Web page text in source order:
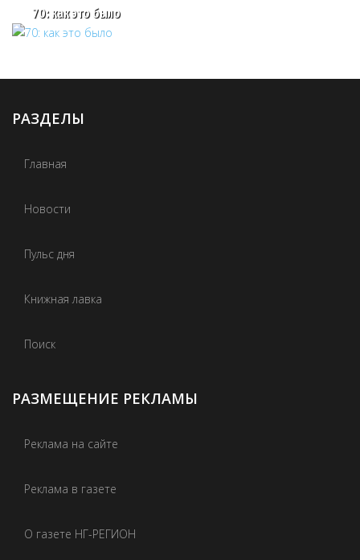
70: как это было
РАЗДЕЛЫ
Главная
Новости
Пульс дня
Книжная лавка
Поиск
РАЗМЕЩЕНИЕ РЕКЛАМЫ
Реклама на сайте
Реклама в газете
О газете НГ-РЕГИОН